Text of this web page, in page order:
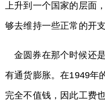
上升到一个国家的层面
够去维持一些正常的开支
金圆券在那个时候还
有通货膨胀。在1949年
完全不值钱，因此工费